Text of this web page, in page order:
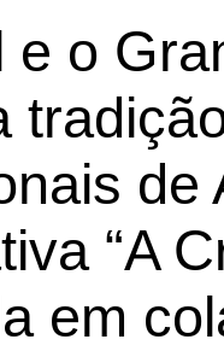
e o
de
“A
em